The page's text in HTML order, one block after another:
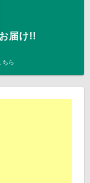
届け!!
ら